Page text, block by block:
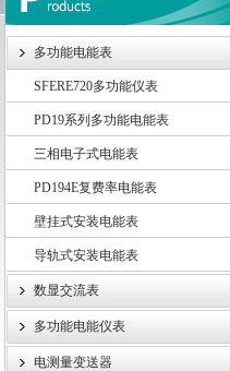
江苏斯菲尔电气股份有限公司
多功能电能表
SFERE720多功能仪表
PD19系列多功能电能表
三相电子式电能表
PD194E复费率电能表
壁挂式安装电能表
导轨式安装电能表
数显交流表
多功能电能仪表
电测量变送器